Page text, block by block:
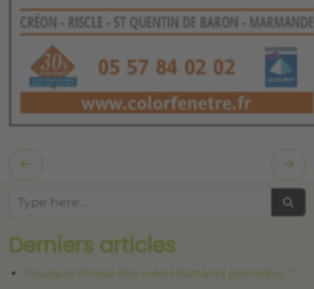
Derniers articles
Pourquoi choisir des volets battants précadres ?